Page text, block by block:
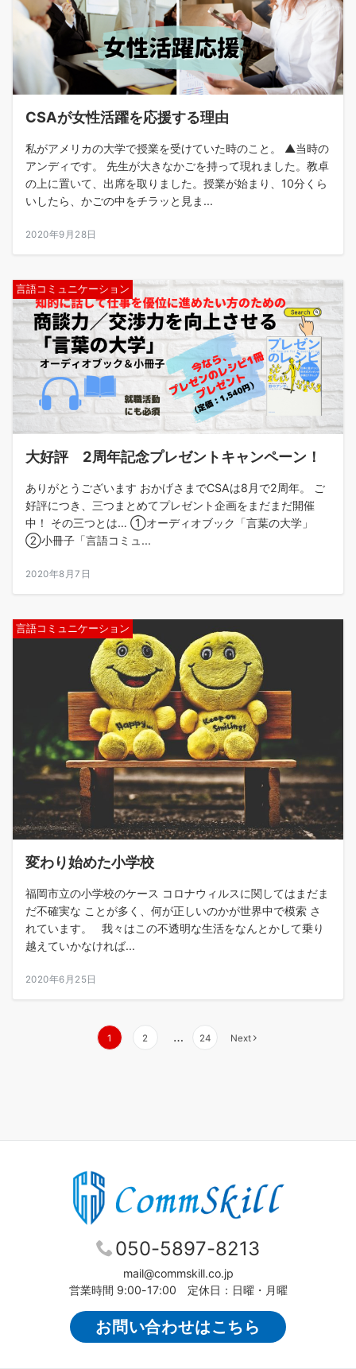
CSAが女性活躍を応援する理由
私がアメリカの大学で授業を受けていた時のこと。 ▲当時の
アンディです。 先生が大きなかごを持って現れました。教卓
の上に置いて、出席を取りました。授業が始まり、10分くら
いしたら、かごの中をチラッと見ま...
2020年9月28日
言語コミュニケーション
大好評 2周年記念プレゼントキャンペーン！
ありがとうございます おかげさまでCSAは8月で2周年。 ご
好評につき、三つまとめてプレゼント企画をまだまだ開催
中！ その三つとは… ①オーディオブック「言葉の大学」
②小冊子「言語コミュ...
2020年8月7日
言語コミュニケーション
変わり始めた小学校
福岡市立の小学校のケース コロナウィルスに関してはまだま
だ不確実な ことが多く、何が正しいのかが世界中で模索 さ
れています。 我々はこの不透明な生活をなんとかして乗り
越えていかなければ...
2020年6月25日
1 2 … 24 Next
050-5897-8213
mail@commskill.co.jp
営業時間 9:00-17:00 定休日：日曜・月曜
お問い合わせはこちら